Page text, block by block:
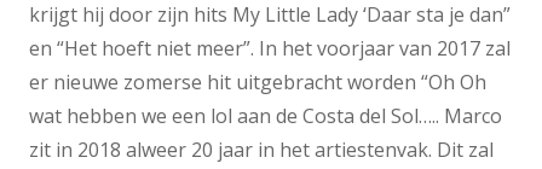
krijgt hij door zijn hits My Little Lady ‘Daar sta je dan”
en “Het hoeft niet meer”. In het voorjaar van 2017 zal
er nieuwe zomerse hit uitgebracht worden “Oh Oh
wat hebben we een lol aan de Costa del Sol….. Marco
zit in 2018 alweer 20 jaar in het artiestenvak. Dit zal